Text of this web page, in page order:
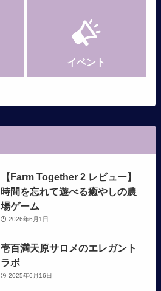
イベント
【Farm Together 2 レビュー】
時間を忘れて遊べる癒やしの農
場ゲーム
2026年6月1日
壱百満天原サロメのエレガント
ラボ
2025年6月16日